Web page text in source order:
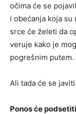
očima će se
i obećanja koja su
srce će želeti da
veruje kako je
pogrešnim putem.
Ali tada će se
Ponos će